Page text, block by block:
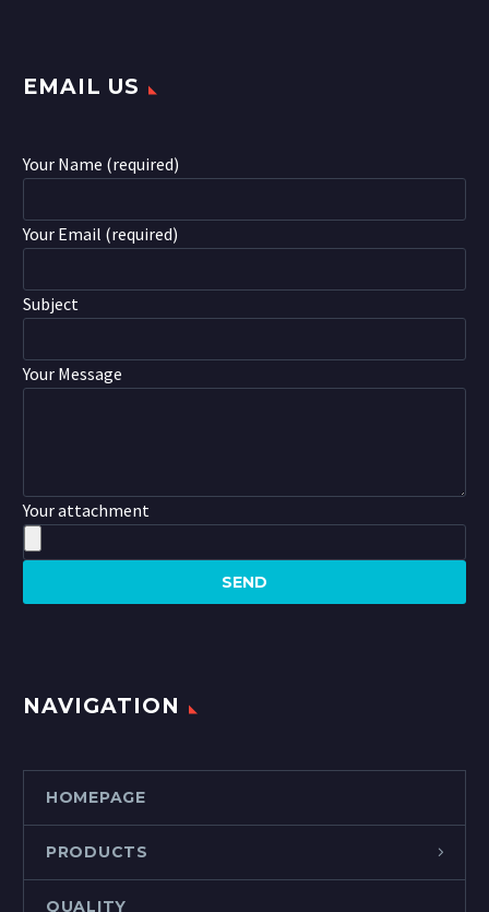
EMAIL US
Your Name (required)
Your Email (required)
Subject
Your Message
Your attachment
NAVIGATION
HOMEPAGE
PRODUCTS
QUALITY